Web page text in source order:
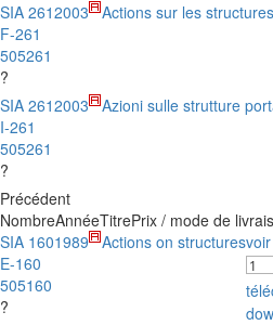
SIA 261
F-261
505261
?
2003 Actions sur les
SIA 261
I-261
505261
?
2003 Azioni sulle strutture
Précédent
NombreAnnéeTitrePrix / mode de
SIA 160
E-160
505160
?
1989 Actions on structures